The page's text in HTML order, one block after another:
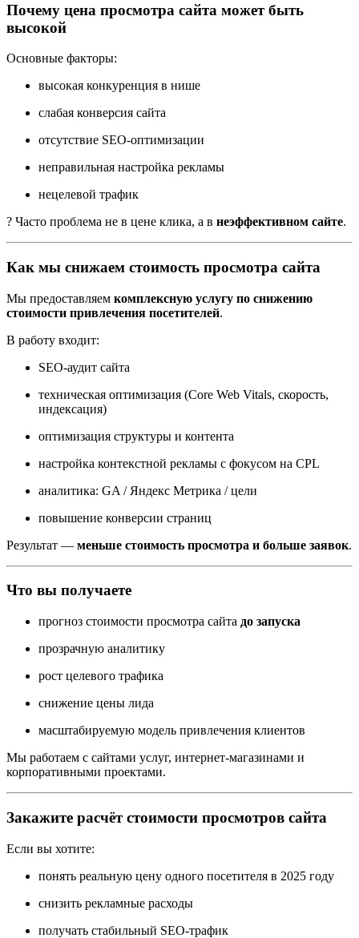
Почему цена просмотра сайта может быть
высокой
Основные факторы:
высокая конкуренция в нише
слабая конверсия сайта
отсутствие SEO-оптимизации
неправильная настройка рекламы
нецелевой трафик
? Часто проблема не в цене клика, а в неэффективном сайте.
Как мы снижаем стоимость просмотра сайта
Мы предоставляем комплексную услугу по снижению
стоимости привлечения посетителей.
В работу входит:
SEO-аудит сайта
техническая оптимизация (Core Web Vitals, скорость,
индексация)
оптимизация структуры и контента
настройка контекстной рекламы с фокусом на CPL
аналитика: GA / Яндекс Метрика / цели
повышение конверсии страниц
Результат — меньше стоимость просмотра и больше заявок.
Что вы получаете
прогноз стоимости просмотра сайта до запуска
прозрачную аналитику
рост целевого трафика
снижение цены лида
масштабируемую модель привлечения клиентов
Мы работаем с сайтами услуг, интернет-магазинами и
корпоративными проектами.
Закажите расчёт стоимости просмотров сайта
Если вы хотите:
понять реальную цену одного посетителя в 2025 году
снизить рекламные расходы
получать стабильный SEO-трафик